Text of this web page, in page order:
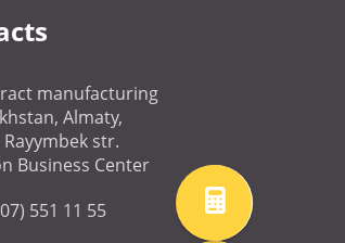
manufacturing
Almaty,
Rayymbek str.
Business Center
551 11 55